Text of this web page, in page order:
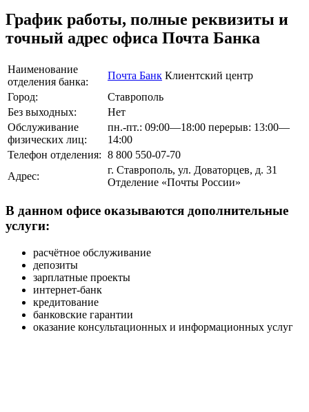
График работы, полные реквизиты и
точный адрес офиса Почта Банка
Наименование
отделения банка:
Почта Банк Клиентский центр
Город:
Ставрополь
Без выходных:
Нет
Обслуживание
физических лиц:
пн.-пт.: 09:00—18:00 перерыв: 13:00—
14:00
Телефон отделения: 8 800 550-07-70
Адрес:
г. Ставрополь, ул. Доваторцев, д. 31
Отделение «Почты России»
В данном офисе оказываются дополнительные
услуги:
расчётное обслуживание
депозиты
зарплатные проекты
интернет-банк
кредитование
банковские гарантии
оказание консультационных и информационных услуг